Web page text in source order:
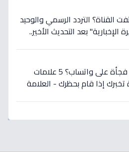
القناة؟ التردد الرسمي والوحيد
الإخبارية" بعد التحديث الأخير..
اختفى فجأة على واتساب؟ 5 علامات
إذا قام بحظرك - العلامة